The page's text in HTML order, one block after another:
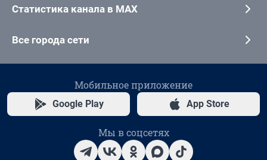
Статистика канала в MAX
Все города сети
Мобильное приложение
Google Play App Store
Мы в соцсетях